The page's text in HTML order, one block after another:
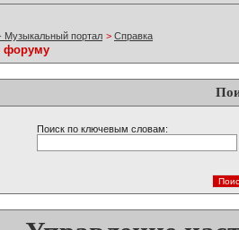
Музыкальный портал > Справка
форуму
Поиск по ключевым словам: